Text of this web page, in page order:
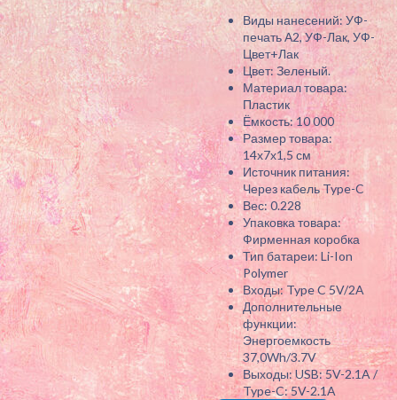
Виды нанесений: УФ-
печать А2, УФ-Лак, УФ-
Цвет+Лак
Цвет: Зеленый.
Материал товара:
Пластик
Ёмкость: 10 000
Размер товара:
14х7х1,5 см
Источник питания:
Через кабель Type-C
Вес: 0.228
Упаковка товара:
Фирменная коробка
Тип батареи: Li-Ion
Polymer
Входы: Type C 5V/2A
Дополнительные
функции:
Энергоемкость
37,0Wh/3.7V
Выходы: USB: 5V-2.1A /
Type-C: 5V-2.1A